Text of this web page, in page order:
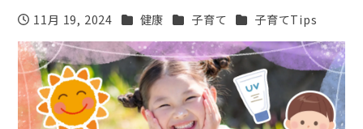
投稿日
11月 19, 2024 カテゴリー
健康 カテゴリー
子育て カテゴリー
子育てTips